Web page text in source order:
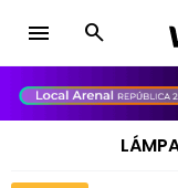
menu
close